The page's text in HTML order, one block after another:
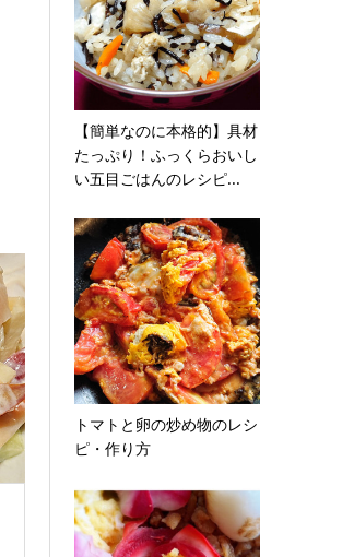
【簡単なのに本格的】具材
たっぷり！ふっくらおいし
い五目ごはんのレシピ...
トマトと卵の炒め物のレシ
ピ・作り方